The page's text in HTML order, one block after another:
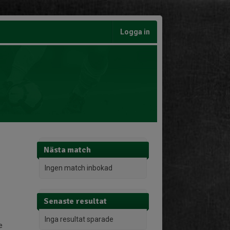
Logga in
Nästa match
Ingen match inbokad
Senaste resultat
Inga resultat sparade